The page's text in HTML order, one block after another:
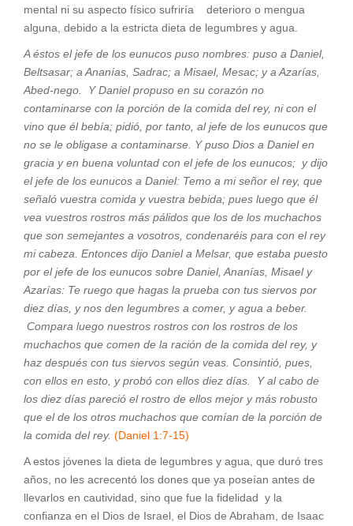
mental ni su aspecto físico sufriría deterioro o mengua
alguna, debido a la estricta dieta de legumbres y agua.
A éstos el jefe de los eunucos puso nombres: puso a Daniel,
Beltsasar; a Ananías, Sadrac; a Misael, Mesac; y a Azarías,
Abed-nego. Y Daniel propuso en su corazón no
contaminarse con la porción de la comida del rey, ni con el
vino que él bebía; pidió, por tanto, al jefe de los eunucos que
no se le obligase a contaminarse. Y puso Dios a Daniel en
gracia y en buena voluntad con el jefe de los eunucos; y dijo
el jefe de los eunucos a Daniel: Temo a mi señor el rey, que
señaló vuestra comida y vuestra bebida; pues luego que él
vea vuestros rostros más pálidos que los de los muchachos
que son semejantes a vosotros, condenaréis para con el rey
mi cabeza. Entonces dijo Daniel a Melsar, que estaba puesto
por el jefe de los eunucos sobre Daniel, Ananías, Misael y
Azarías: Te ruego que hagas la prueba con tus siervos por
diez días, y nos den legumbres a comer, y agua a beber.
Compara luego nuestros rostros con los rostros de los
muchachos que comen de la ración de la comida del rey, y
haz después con tus siervos según veas. Consintió, pues,
con ellos en esto, y probó con ellos diez días. Y al cabo de
los diez días pareció el rostro de ellos mejor y más robusto
que el de los otros muchachos que comían de la porción de
la comida del rey. (Daniel 1:7-15)
A estos jóvenes la dieta de legumbres y agua, que duró tres
años, no les acrecentó los dones que ya poseían antes de
llevarlos en cautividad, sino que fue la fidelidad y la
confianza en el Dios de Israel, el Dios de Abraham, de Isaac